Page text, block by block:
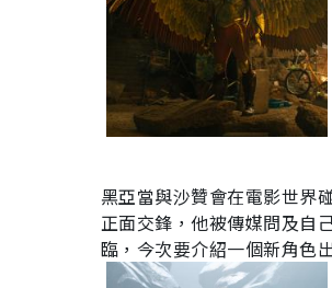
黑亞當與沙贊會在電影世界
正面交鋒，他被傳媒問及自
臨，今次要介紹一個新角色